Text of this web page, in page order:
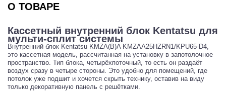
О ТОВАРЕ
Кассетный внутренний блок Kentatsu для
мульти-сплит системы
Внутренний блок Kentatsu KMZA(B)A KMZAA25HZRN1/KPU65-D4,
это кассетная модель, рассчитанная на установку в запотолочное
пространство. Тип блока, четырёхпоточный, то есть он раздаёт
воздух сразу в четыре стороны. Это удобно для помещений, где
потолок уже подшит и хочется скрыть технику, оставив на виду
только декоративную панель с решётками.